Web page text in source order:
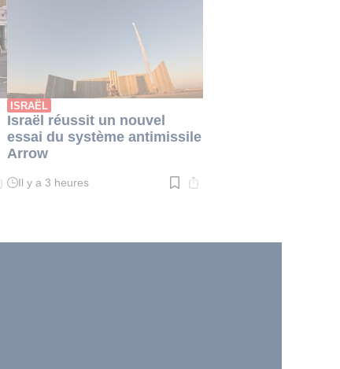
ISRAËL
Israël réussit un nouvel
essai du système antimissile
Arrow
Temps
min.
Il y a 3 heures